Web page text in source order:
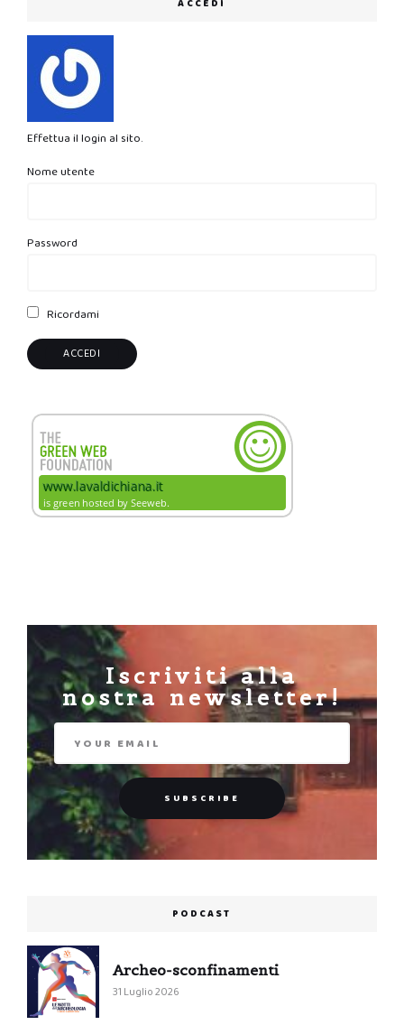
ACCEDI
Effettua il login al sito.
Nome utente
Password
Ricordami
Iscriviti alla
nostra newsletter!
PODCAST
Archeo-sconfinamenti
31 Luglio 2026